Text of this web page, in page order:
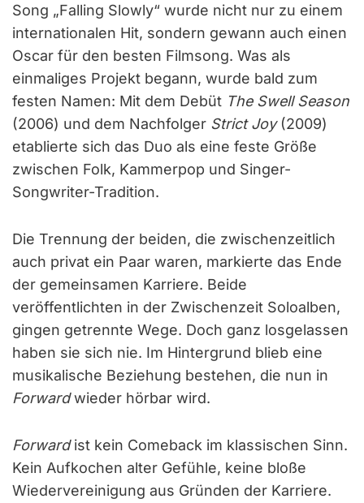
Song „Falling Slowly“ wurde nicht nur zu einem
internationalen Hit, sondern gewann auch einen
Oscar für den besten Filmsong. Was als
einmaliges Projekt begann, wurde bald zum
festen Namen: Mit dem Debüt The Swell Season
(2006) und dem Nachfolger Strict Joy(2009)
etablierte sich das Duo als eine feste Größe
zwischen Folk, Kammerpop und Singer-
Songwriter-Tradition.
Die Trennung der beiden, die zwischenzeitlich
auch privat ein Paar waren, markierte das Ende
der gemeinsamen Karriere. Beide
veröffentlichten in der Zwischenzeit Soloalben,
gingen getrennte Wege. Doch ganz losgelassen
haben sie sich nie. Im Hintergrund blieb eine
musikalische Beziehung bestehen, die nun in
Forwardwieder hörbar wird.
Forwardist kein Comeback im klassischen Sinn.
Kein Aufkochen alter Gefühle, keine bloße
Wiedervereinigung aus Gründen der Karriere.